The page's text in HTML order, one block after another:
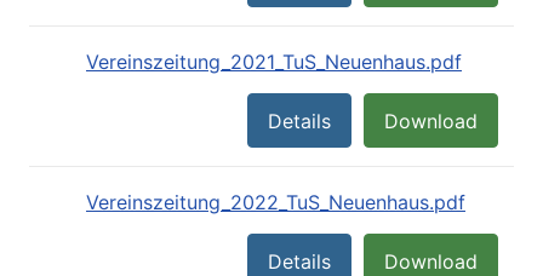
Vereinszeitung_2021_TuS_Neuenhaus.pdf
Download
Details
Vereinszeitung_2022_TuS_Neuenhaus.pdf
Download
Details